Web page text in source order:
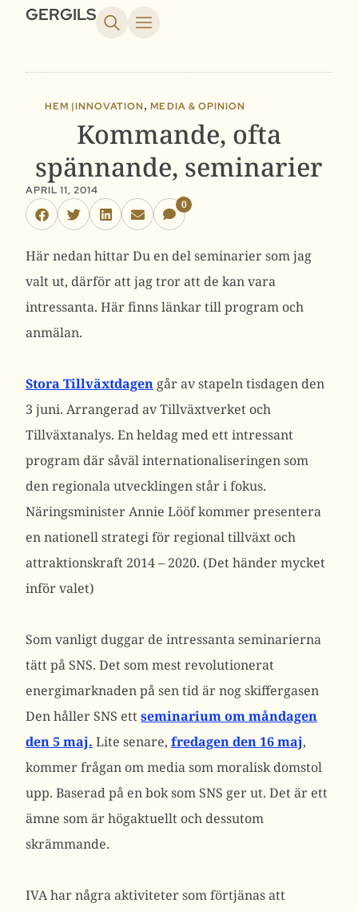
GERGILS
HEM |INNOVATION, MEDIA & OPINION
Kommande, ofta
spännande, seminarier
APRIL 11, 2014
0
Här nedan hittar Du en del seminarier som jag
valt ut, därför att jag tror att de kan vara
intressanta. Här finns länkar till program och
anmälan.
Stora Tillväxtdagen går av stapeln tisdagen den
3 juni. Arrangerad av Tillväxtverket och
Tillväxtanalys. En heldag med ett intressant
program där såväl internationaliseringen som
den regionala utvecklingen står i fokus.
Näringsminister Annie Lööf kommer presentera
en nationell strategi för regional tillväxt och
attraktionskraft 2014 – 2020. (Det händer mycket
inför valet)
Som vanligt duggar de intressanta seminarierna
tätt på SNS. Det som mest revolutionerat
energimarknaden på sen tid är nog skiffergasen
Den håller SNS ettseminarium om måndagen
den 5 maj. Lite senare, fredagen den 16 maj,
kommer frågan om media som moralisk domstol
upp. Baserad på en bok som SNS ger ut. Det är ett
ämne som är högaktuellt och dessutom
skrämmande.
IVA har några aktiviteter som förtjänas att